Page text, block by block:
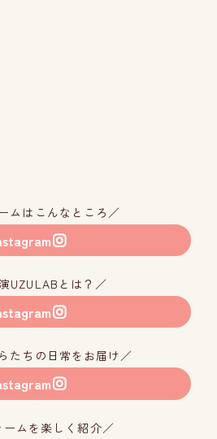
ムはこんなところ／
UZULABとは？／
たちの日常をお届け／
ムを楽しく紹介／